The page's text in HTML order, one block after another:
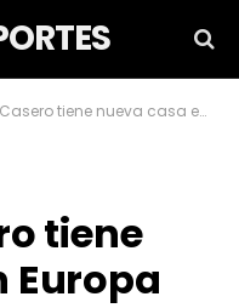
tiene nueva casa en Europa
tiene
Europa